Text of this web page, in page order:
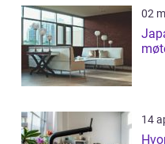
02
Japandi når
14